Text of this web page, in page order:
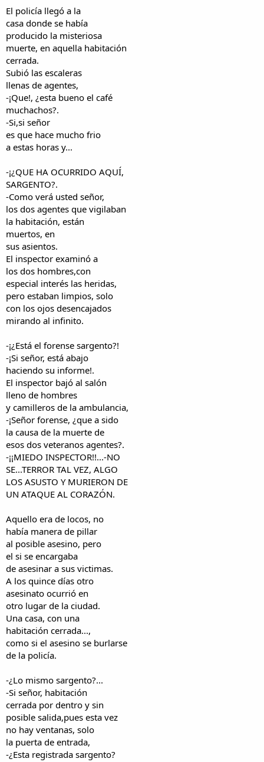
El policía llegó a la
casa donde se había
producido la misteriosa
muerte, en aquella habitación
cerrada.
Subió las escaleras
llenas de agentes,
-¡Que!, ¿esta bueno el café
muchachos?.
-Si,si señor
es que hace mucho frio
a estas horas y...
-¡¿QUE HA OCURRIDO AQUÍ,
SARGENTO?.
-Como verá usted señor,
los dos agentes que vigilaban
la habitación, están
muertos, en
sus asientos.
El inspector examinó a
los dos hombres,con
especial interés las heridas,
pero estaban limpios, solo
con los ojos desencajados
mirando al infinito.
-¡¿Está el forense sargento?!
-¡Si señor, está abajo
haciendo su informe!.
El inspector bajó al salón
lleno de hombres
y camilleros de la ambulancia,
-¡Señor forense, ¿que a sido
la causa de la muerte de
esos dos veteranos agentes?.
-¡¡MIEDO INSPECTOR!!...-NO
SE...TERROR TAL VEZ, ALGO
LOS ASUSTO Y MURIERON DE
UN ATAQUE AL CORAZÓN.
Aquello era de locos, no
había manera de pillar
al posible asesino, pero
el si se encargaba
de asesinar a sus victimas.
A los quince días otro
asesinato ocurrió en
otro lugar de la ciudad.
Una casa, con una
habitación cerrada...,
como si el asesino se burlarse
de la policía.
-¿Lo mismo sargento?...
-Si señor, habitación
cerrada por dentro y sin
posible salida,pues esta vez
no hay ventanas, solo
la puerta de entrada,
-¿Esta registrada sargento?